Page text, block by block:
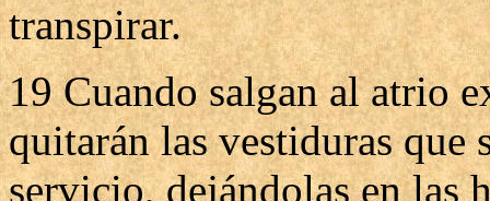
transpirar.
19 Cuando salgan al atrio
quitarán las vestiduras que
servicio, dejándolas en las